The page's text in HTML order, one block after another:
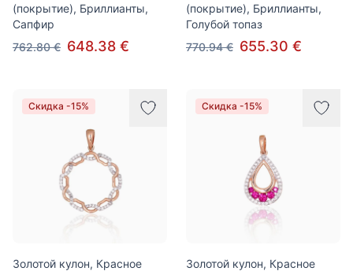
(покрытие), Бриллианты,
Сапфир
762.80 € 648.38 €
(покрытие), Бриллианты,
Голубой топаз
770.94 € 655.30 €
Скидка -15%
Золотой кулон, Красное
Скидка -15%
Золотой кулон, Красное